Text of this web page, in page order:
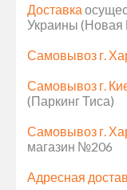
Доставка
Украины (Новая
Самовывоз г.
Самовывоз г.
(Паркинг Тиса)
Самовывоз г.
магазин №206
Адресная